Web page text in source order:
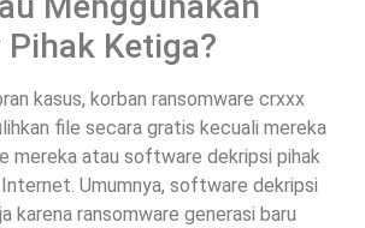
Ketiga?
kasus, korban ransomware crxxx
file secara gratis kecuali mereka
mereka atau software dekripsi pihak
Umumnya, software dekripsi
karena ransomware generasi baru